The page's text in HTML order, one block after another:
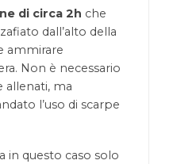
di circa 2h che
dall’alto della
ammirare
Non è necessario
allenati, ma
l’uso di scarpe
in questo caso solo